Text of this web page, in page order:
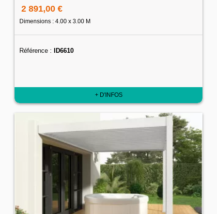
2 891,00 €
Dimensions : 4.00 x 3.00 M
Référence : ID6610
+ D'INFOS